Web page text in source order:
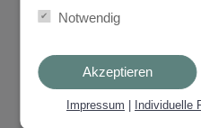
PARTNER
Notwendig
Akzeptieren
Impressum Individuelle